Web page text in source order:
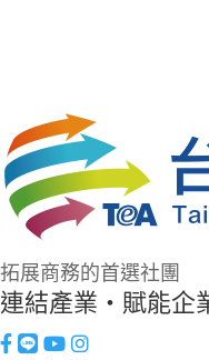
拓展商務的首選社團
連結產業・賦能企